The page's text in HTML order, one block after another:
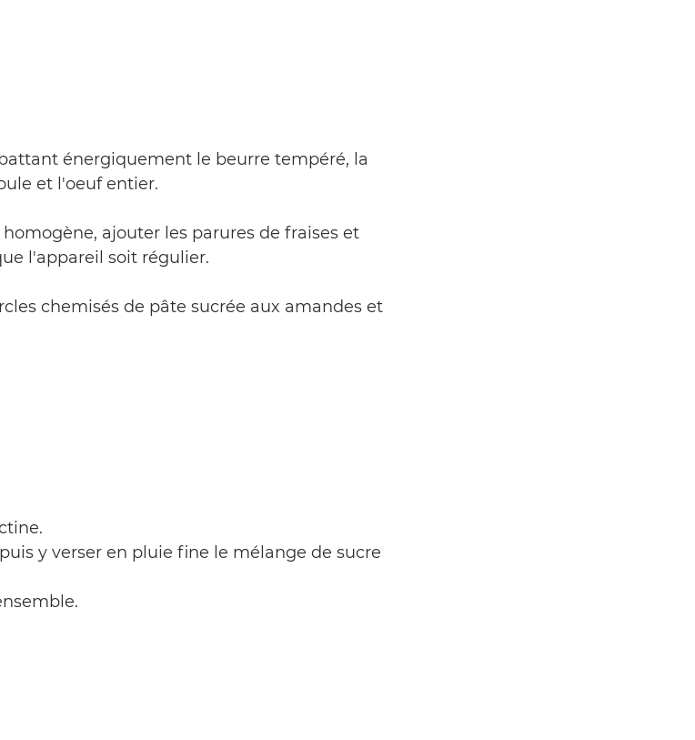
énergiquement le beurre tempéré, la
et l'oeuf entier.
ajouter les parures de fraises et
l'appareil soit régulier.
chemisés de pâte sucrée aux amandes et
y verser en pluie fine le mélange de sucre